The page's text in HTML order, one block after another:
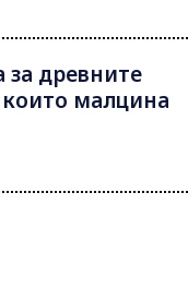
древните
малцина